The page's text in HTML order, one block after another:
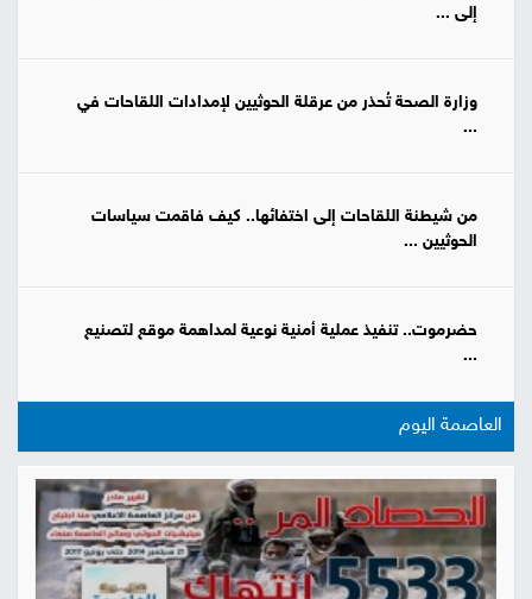
إلى ...
وزارة الصحة تُحذر من عرقلة الحوثيين لإمدادات اللقاحات في
...
من شيطنة اللقاحات إلى اختفائها.. كيف فاقمت سياسات
الحوثيين ...
حضرموت.. تنفيذ عملية أمنية نوعية لمداهمة موقع لتصنيع
...
العاصمة اليوم